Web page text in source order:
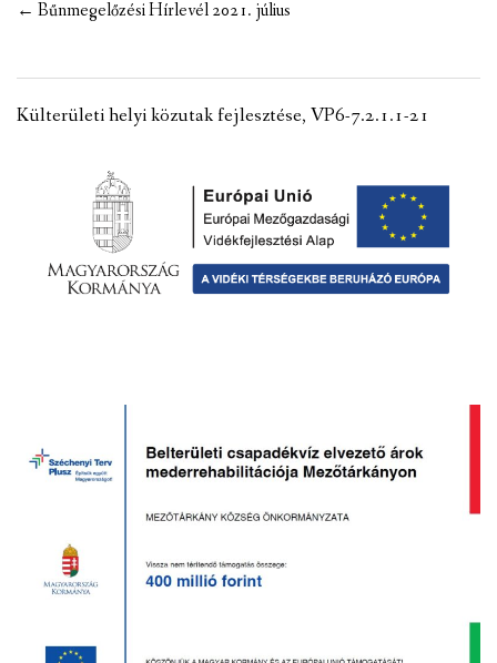
Post
← Bűnmegelőzési Hírlevél 2021. július
Külterületi helyi közutak fejlesztése, VP6-7.2.1.1-21